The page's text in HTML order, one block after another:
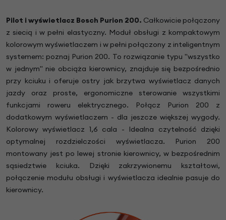
Pilot i wyświetlacz Bosch Purion 200. Całkowicie połączony
z siecią i w pełni elastyczny. Moduł obsługi z kompaktowym
kolorowym wyświetlaczem i w pełni połączony z inteligentnym
systemem: poznaj Purion 200. To rozwiązanie typu "wszystko
w jednym" nie obciąża kierownicy, znajduje się bezpośrednio
przy kciuku i oferuje ostry jak brzytwa wyświetlacz danych
jazdy oraz proste, ergonomiczne sterowanie wszystkimi
funkcjami roweru elektrycznego. Połącz Purion 200 z
dodatkowym wyświetlaczem - dla jeszcze większej wygody.
Kolorowy wyświetlacz 1,6 cala - Idealna czytelność dzięki
optymalnej rozdzielczości wyświetlacza. Purion 200
montowany jest po lewej stronie kierownicy, w bezpośrednim
sąsiedztwie kciuka. Dzięki zakrzywionemu kształtowi,
połączenie modułu obsługi i wyświetlacza idealnie pasuje do
kierownicy.